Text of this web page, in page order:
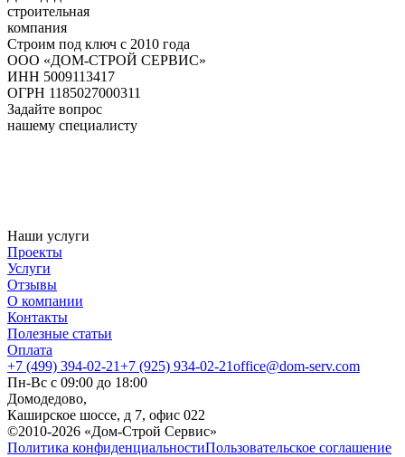
строительная
компания
Строим под ключ с 2010 года
ООО «ДОМ-СТРОЙ СЕРВИС»
ИНН 5009113417
ОГРН 1185027000311
Задайте вопрос
нашему специалисту
Наши услуги
Проекты
Услуги
Отзывы
О компании
Контакты
Полезные статьи
Оплата
+7 (499) 394-02-21+7 (925) 934-02-21office@dom-serv.com
Пн-Вс с 09:00 до 18:00
Домодедово,
Каширское шоссе, д 7, офис 022
©2010-2026 «Дом-Строй Сервис»
Политика конфиденциальностиПользовательское соглашение